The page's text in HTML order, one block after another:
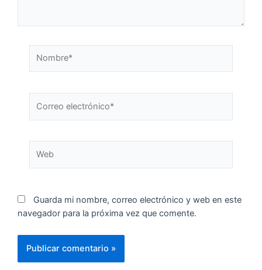
Guarda mi nombre, correo electrónico y web en este
navegador para la próxima vez que comente.